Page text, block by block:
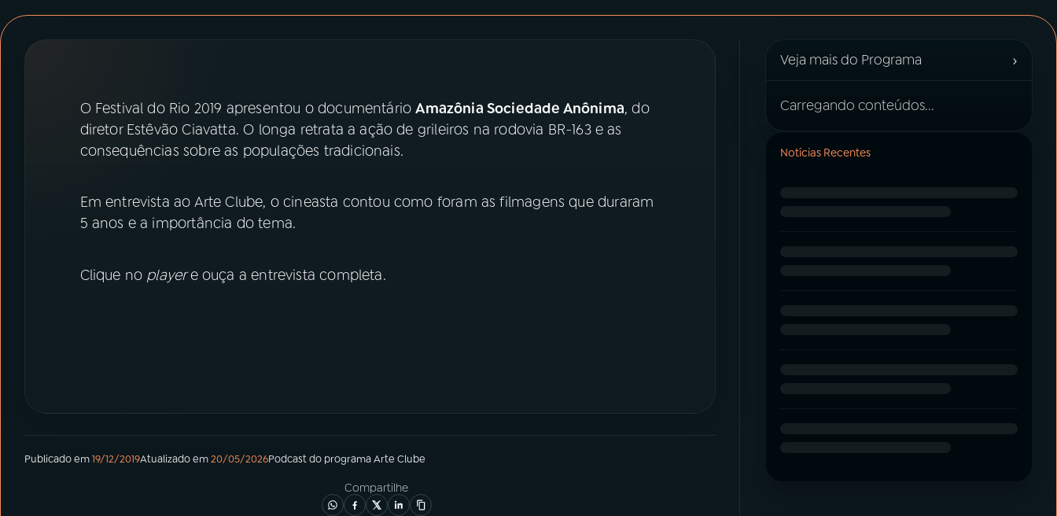
ACOMPANHE A RÁDIO MEC
Facebook
O Festival do Rio 2019 apresentou o documentárioAmazônia Sociedade Anônima, do
diretor Estêvão Ciavatta. O longa retrata a ação de grileiros na rodovia BR-163 e as
consequências sobre as populações tradicionais.
Em entrevista ao Arte Clube, o cineasta contou como foram as filmagens que duraram
5 anos e a importância do tema.
Clique no playere ouça a entrevista completa.
Publicado em19/12/2019Atualizado em20/05/2026Podcastdo programaArte Clube
Compartilhe
Veja mais do Programa ›
Carregando conteúdos...
Notícias Recentes